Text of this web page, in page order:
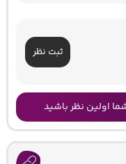
ثبت نظر
اولین نظر باشید